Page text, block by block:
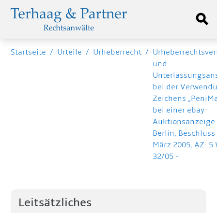
Startseite / Urteile / Urheberrecht /
und
bei der
Zeichens
bei einer ebay-
Auktionsanzeige
Berlin,
März 2005, AZ: 5
32/05 -
Leitsätzliches